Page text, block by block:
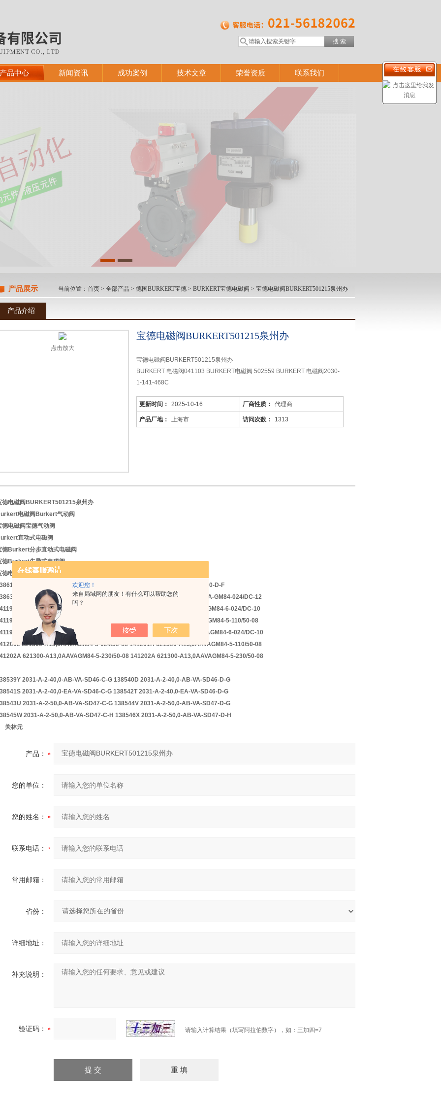
欢迎您！
来自局域网的朋友！有什么可以帮助您的
吗？
产品中心 新闻资讯 成功案例 技术文章 荣誉资质 联系我们
产品展示 当前位置： 首页 > 全部产品 > 德国BURKERT宝德 > BURKERT宝德电磁阀 > 宝德电磁阀BURKERT501215泉州办
产品介绍
点击放大
宝德电磁阀BURKERT501215泉州办
宝德电磁阀BURKERT501215泉州办
BURKERT 电磁阀041103 BURKERT电磁阀 502559 BURKERT 电磁阀2030-
1-141-468C
磁阀 001249Q
BURKERT电磁阀 001250M BURKERT 电磁阀 001253C
更新时间： 2025-10-16 厂商性质： 代理商
产品厂地： 上海市 访问次数： 1313
德电磁阀BURKERT501215泉州办
电磁阀Burkert气动阀
德电磁阀宝德气动阀
直动式电磁阀
德Burkert分步直动式电磁阀
德Burkert先导式电磁阀
德电磁阀BURKERT501215泉州办
2000-A-2-65,0-EE-VA-0000-D-H 138616V 2000-A-2-65,0-EE-VA-0000-D-F
0786-C-08,0-BB-MS-GM82-048/UC-CD 138652H 0290-A-12,0-AA-VA-GM84-024/DC-12
621300-A10,0FFVAGM83-5-230/50-08 141195K 621300-A10,0FFVAGM84-6-024/DC-10
621300-A10,0FFVAGM84-5-024/50-08 141197M 621300-A10,0FFVAGM84-5-110/50-08
621300-A10,0FFVAGM84-5-230/50-08 141199X 621300-A13,0AAVAGM84-6-024/DC-10
621300-A13,0AAVAGM84-5-024/50-08 141201H 621300-A13,0AAVAGM84-5-110/50-08
621300-A13,0AAVAGM84-5-230/50-08 141202A 621300-A13,0AAVAGM84-5-230/50-08
2031-A-2-40,0-AB-VA-SD46-C-G 138540D 2031-A-2-40,0-AB-VA-SD46-D-G
2031-A-2-40,0-EA-VA-SD46-C-G 138542T 2031-A-2-40,0-EA-VA-SD46-D-G
2031-A-2-50,0-AB-VA-SD47-C-G 138544V 2031-A-2-50,0-AB-VA-SD47-D-G
2031-A-2-50,0-AB-VA-SD47-C-H 138546X 2031-A-2-50,0-AB-VA-SD47-D-H
关林元
产品：
您的单位：
您的姓名：
联系电话：
常用邮箱：
省份：
详细地址：
补充说明：
验证码： 请输入计算结果（填写阿拉伯数字），如：三加四=7